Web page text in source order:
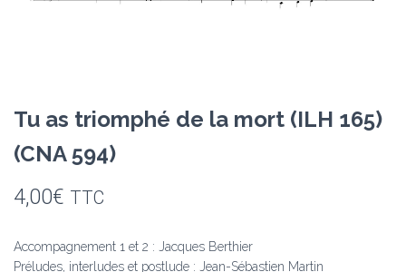
Tu as triomphé de la mort (ILH 165)
(CNA 594)
4,00€ TTC
Accompagnement 1 et 2 : Jacques Berthier
Préludes, interludes et postlude : Jean-Sébastien Martin